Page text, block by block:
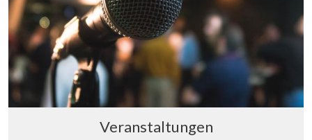
Veranstaltungen